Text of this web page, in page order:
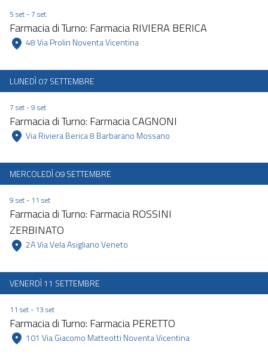
5 set - 7 set
Farmacia di Turno: Farmacia RIVIERA BERICA
LUNEDÌ 07 SETTEMBRE
7 set - 9 set
Farmacia di Turno: Farmacia CAGNONI
MERCOLEDÌ 09 SETTEMBRE
9 set - 11 set
Farmacia di Turno: Farmacia ROSSINI
ZERBINATO
VENERDÌ 11 SETTEMBRE
11 set - 13 set
Farmacia di Turno: Farmacia PERETTO